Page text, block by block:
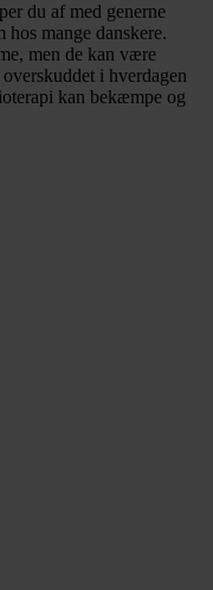
du af med generne
mange danskere.
men de kan være
i hverdagen
kan bekæmpe og